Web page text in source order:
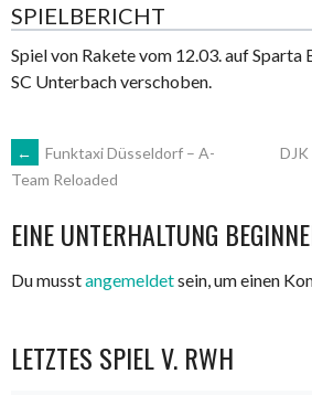
SPIELBERICHT
Spiel von Rakete vom 12.03. auf Sparta
SC Unterbach verschoben.
ARTIKEL-
NAVIGATION
←
Funktaxi Düsseldorf – A-
Team Reloaded
DJK
EINE UNTERHALTUNG
Du musstangemeldetsein, um einen
LETZTES SPIEL V. RWH